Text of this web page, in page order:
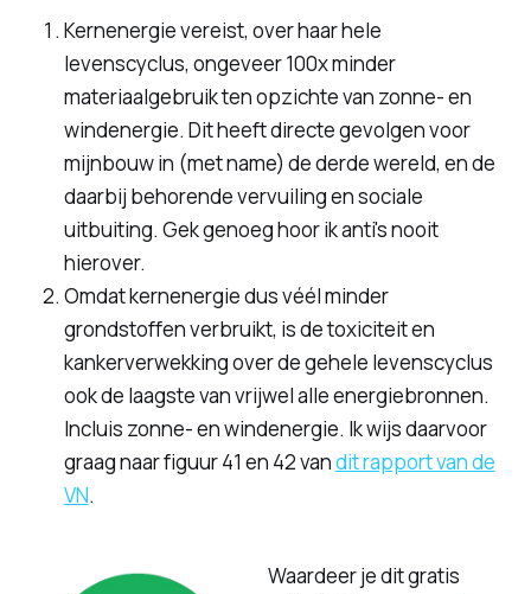
Kernenergie vereist, over haar hele
levenscyclus, ongeveer 100x minder
materiaalgebruik ten opzichte van zonne- en
windenergie. Dit heeft directe gevolgen voor
mijnbouw in (met name) de derde wereld, en de
daarbij behorende vervuiling en sociale
uitbuiting. Gek genoeg hoor ik anti's nooit
hierover.
Omdat kernenergie dus véél minder
grondstoffen verbruikt, is de toxiciteit en
kankerverwekking over de gehele levenscyclus
ook de laagste van vrijwel alle energiebronnen.
Incluis zonne- en windenergie. Ik wijs daarvoor
graag naar figuur 41 en 42 vandit rapport van de
VN.
Waardeer je dit gratis